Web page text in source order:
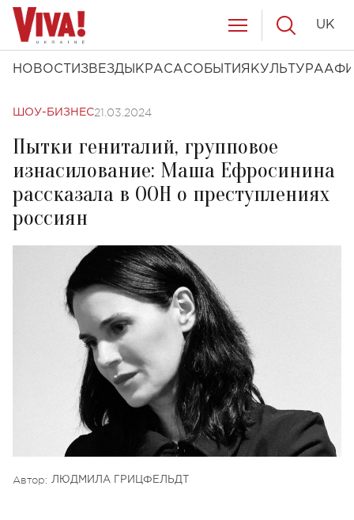
НОВОСТИ ЗВЕЗДЫ КРАСАСОБЫТИЯ КУЛЬТУРА
UK
ШОУ-БИЗНЕС21.03.2024
Пытки гениталий, групповое
изнасилование: Маша Ефросинина
рассказала в ООН о преступлениях
россиян
Автор: ЛЮДМИЛА ГРИЦФЕЛЬДТ